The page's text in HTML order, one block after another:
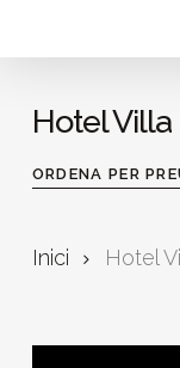
to
content
Hotel Villa
ORDENA PER
Inici Hotel